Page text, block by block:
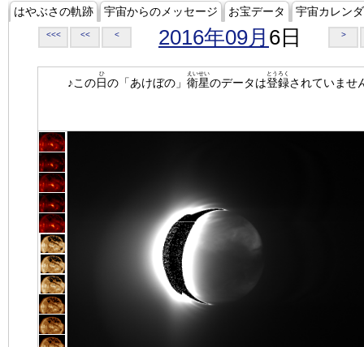
はやぶさの軌跡 宇宙からのメッセージ お宝データ 宇宙カレン
<<< << < 2016年09月 6日 >
♪この日
ひ
の「あけぼの」 衛星
えいせい
のデータは登録
とうろく
されていませ